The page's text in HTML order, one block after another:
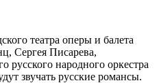
театра оперы и балета
Сергея Писарева,
народного оркестра
звучать русские романсы.